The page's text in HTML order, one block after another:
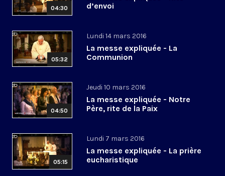
04:30
d’envoi
05:32
Lundi 14 mars 2016
La messe expliquée - La
Communion
04:50
Jeudi 10 mars 2016
La messe expliquée - Notre
Père, rite de la Paix
05:15
Lundi 7 mars 2016
La messe expliquée - La prière
eucharistique